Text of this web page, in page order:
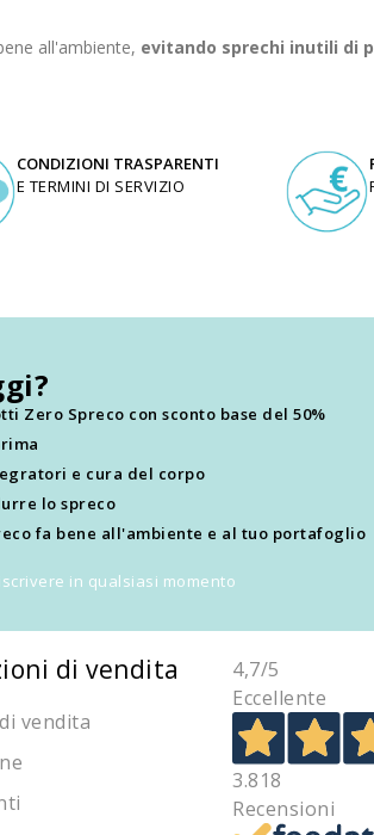
all'ambiente, evitando sprechi inutili di
CONDIZIONI TRASPARENTI
E TERMINI DI SERVIZIO
Zero Spreco con sconto base del 50%
e cura del corpo
lo spreco
fa bene all'ambiente e al tuo portafoglio
in qualsiasi momento
di vendita
vendita
4,7/5
Eccellente
3.818
Recensioni